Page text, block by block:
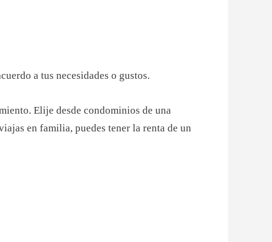
a tus necesidades o gustos.
Elije desde condominios de una
en familia, puedes tener la renta de un